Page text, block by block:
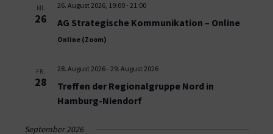
MI.
26
26. August 2026, 19:00- 21:00
AG Strategische Kommunikation – Online
Online (Zoom)
FR.
28
28. August 2026- 29. August 2026
Treffen der Regionalgruppe Nord in
Hamburg-Niendorf
September 2026